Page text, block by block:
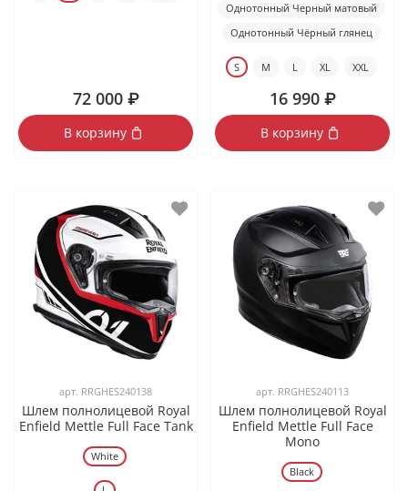
72 000 ₽
В корзину
Однотонный Черный матовый
Однотонный Чёрный глянец
S M L XL XXL
16 990 ₽
В корзину
арт. RRGHES240138
Шлем полнолицевой Royal
Enfield Mettle Full Face Tank
White
арт. RRGHES240113
Шлем полнолицевой Royal
Enfield Mettle Full Face
Mono
Black